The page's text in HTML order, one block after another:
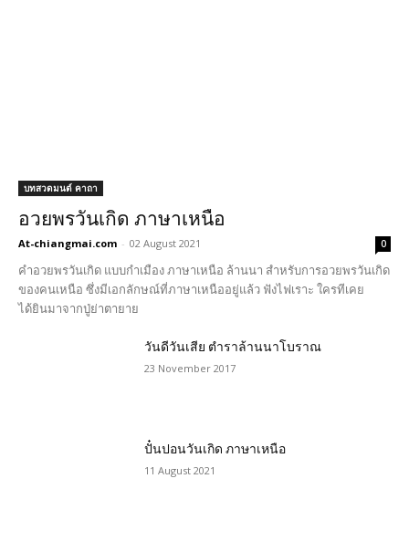
บทสวดมนต์ คาถา
อวยพรวันเกิด ภาษาเหนือ
At-chiangmai.com - 02 August 2021 0
คำอวยพรวันเกิด แบบกำเมือง ภาษาเหนือ ล้านนา สำหรับการอวยพรวันเกิด
ของคนเหนือ ซึ่งมีเอกลักษณ์ที่ภาษาเหนืออยู่แล้ว ฟังไฟเราะ ใครทีเคย
ได้ยินมาจากปู่ย่าตายาย
วันดีวันเสีย ตำราล้านนาโบราณ
23 November 2017
ปั๋นปอนวันเกิด ภาษาเหนือ
11 August 2021